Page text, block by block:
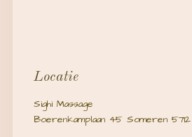
Locatie
Sighi Massage
Boerenkamplaan 45 Someren